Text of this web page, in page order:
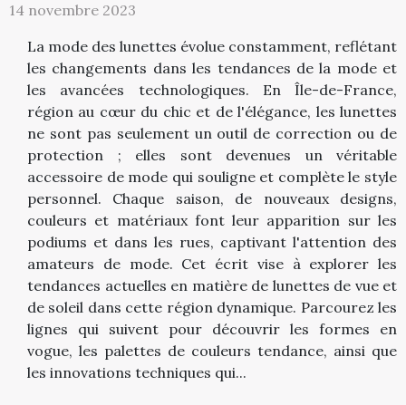
14 novembre 2023
La mode des lunettes évolue constamment, reflétant
les changements dans les tendances de la mode et
les avancées technologiques. En Île-de-France,
région au cœur du chic et de l'élégance, les lunettes
ne sont pas seulement un outil de correction ou de
protection ; elles sont devenues un véritable
accessoire de mode qui souligne et complète le style
personnel. Chaque saison, de nouveaux designs,
couleurs et matériaux font leur apparition sur les
podiums et dans les rues, captivant l'attention des
amateurs de mode. Cet écrit vise à explorer les
tendances actuelles en matière de lunettes de vue et
de soleil dans cette région dynamique. Parcourez les
lignes qui suivent pour découvrir les formes en
vogue, les palettes de couleurs tendance, ainsi que
les innovations techniques qui...